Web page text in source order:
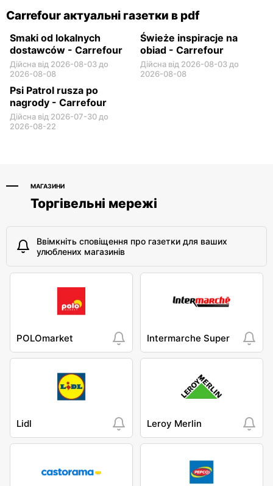
Carrefour актуальні газетки в pdf
Smaki od lokalnych
dostawców - Carrefour
Дійсна від 2026-08-03 до
2026-08-08
Świeże inspiracje na
obiad - Carrefour
Дійсна від 2026-08-03 до
2026-08-08
Psi Patrol rusza po
nagrody - Carrefour
Дійсна від 2026-07-30 до
2026-08-22
МАГАЗИНИ
Торгівельні мережі
Ввімкніть сповіщення про газетки для ваших
улюблених магазинів
POLOmarket Intermarche Super
Lidl Leroy Merlin